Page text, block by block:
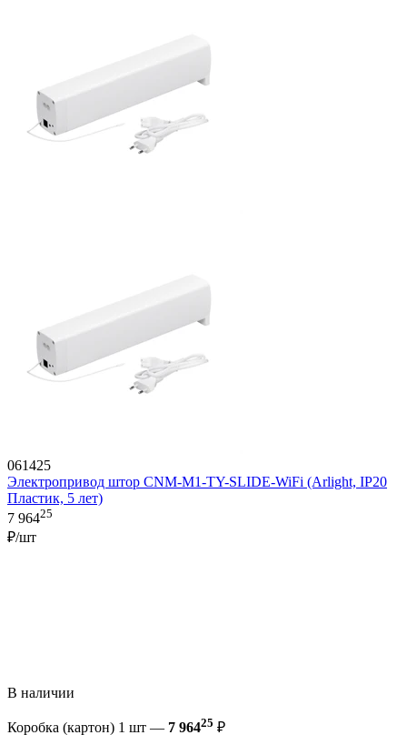
061425
Электропривод штор CNM-M1-TY-SLIDE-WiFi (Arlight, IP20
Пластик, 5 лет)
7 96425
₽/шт
В наличии
Коробка (картон) 1 шт — 7 96425 ₽